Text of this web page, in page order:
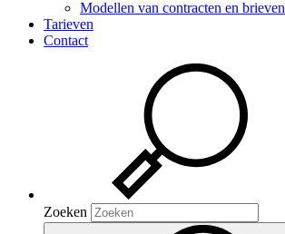
Modellen van contracten en brieven
Tarieven
Contact
Zoeken